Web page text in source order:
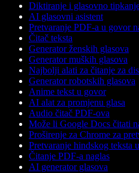
Diktiranje i glasovno
AI glasovni asistent
Pretvaranje PDF-a u govor
Čitač teksta
Generator ženskih glasova
Generator muških glasova
Najbolji alati za čitanje za
Generator robotskih glasova
Anime tekst u govor
AI alat za promjenu glasa
Audio čitač PDF-ova
Može li Google Docs čitati
Proširenje za Chrome za
Pretvaranje hindskog teksta
Čitanje PDF-a naglas
AI generator glasova